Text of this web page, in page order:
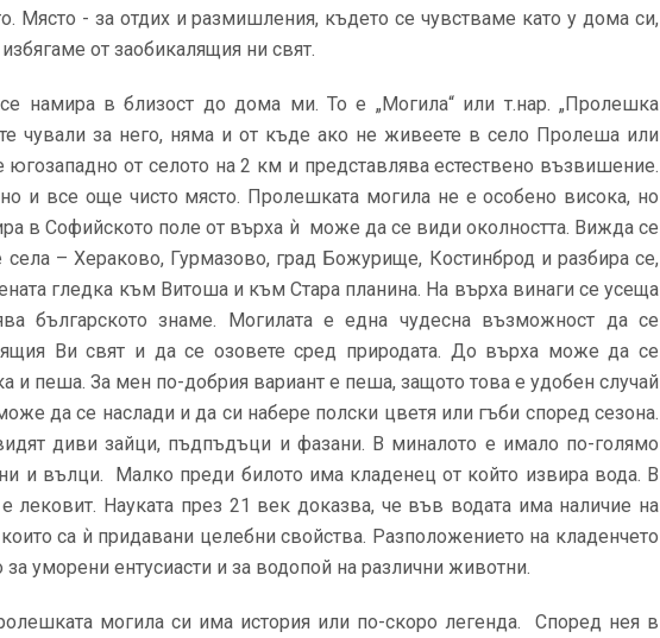
Място - за отдих и размишления, където се чувстваме като у дома си,
от заобикалящия ни свят.
намира в близост до дома ми. То е „Могила“ или т.нар. „Пролешка
чували за него, няма и от къде ако не живеете в сeло Пролеша или
югозападно от селото на 2 км и представлява естествено възвишение.
и все още чисто място. Пролешката могила не е особено висока, но
в Софийското поле от върха ѝ може да се види околността. Вижда се
села – Хераково, Гурмазово, град Божурище, Костинброд и разбира се,
гледка към Витоша и към Стара планина. На върха винаги се усеща
българското знаме. Могилата е една чудесна възможност да се
Ви свят и да се озовете сред природата. До върха може да се
и пеша. За мен по-добрия вариант е пеша, защото това е удобен случай
да се наслади и да си набере полски цветя или гъби според сезона.
диви зайци, пъдпъдъци и фазани. В миналото е имало по-голямо
и вълци. Малко преди билото има кладенец от който извира вода. В
лековит. Науката през 21 век доказва, че във водата има наличие на
са ѝ придавани целебни свойства. Разположението на кладенчето
уморени ентусиасти и за водопой на различни животни.
могила си има история или по-скоро легенда. Според нея в